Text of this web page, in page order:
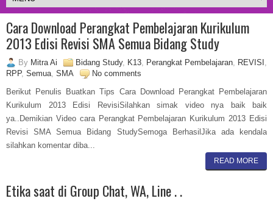
Cara Download Perangkat Pembelajaran Kurikulum
2013 Edisi Revisi SMA Semua Bidang Study
By Mitra Ai Bidang Study, K13 Perangkat Pembelajaran REVISI
RPP, Semua SMA
No comments
Berikut Penulis Buatkan Tips Cara Download Perangkat Pembelajaran
Kurikulum 2013 Edisi RevisiSilahkan simak video nya baik baik
ya..Demikian Video cara Perangkat Pembelajaran Kurikulum 2013 Edisi
Revisi SMA Semua Bidang StudySemoga BerhasilJika ada kendala
silahkan komentar diba...
READ MORE
Etika saat di Group Chat, WA, Line . .